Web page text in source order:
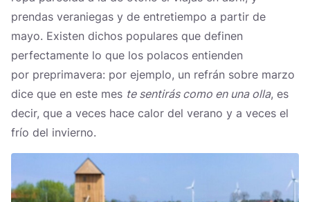
prendas veraniegas y de entretiempo a partir de
mayo. Existen dichos populares que definen
perfectamente lo que los polacos entienden
por preprimavera: por ejemplo, un refrán sobre marzo
dice que en este mes te sentirás como en una olla, es
decir, que a veces hace calor del verano y a veces el
frío del invierno.